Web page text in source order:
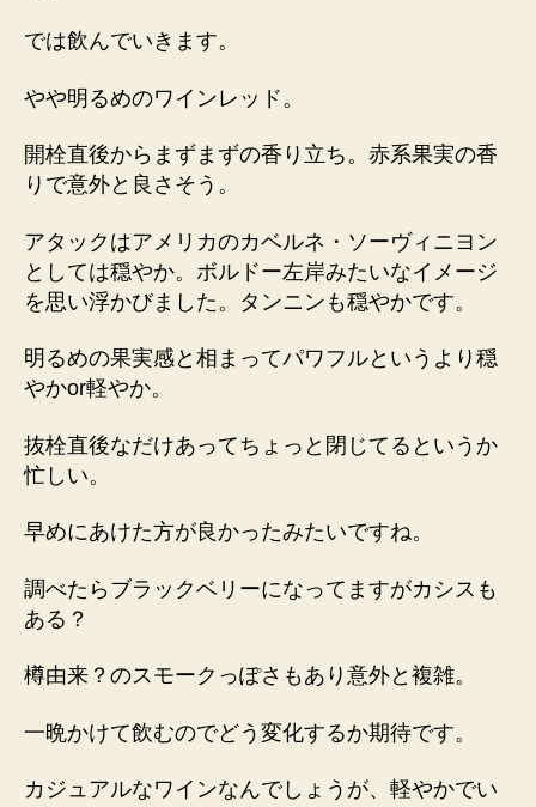
では飲んでいきます。
やや明るめのワインレッド。
開栓直後からまずまずの香り立ち。赤系果実の香
りで意外と良さそう。
アタックはアメリカのカベルネ・ソーヴィニヨン
としては穏やか。ボルドー左岸みたいなイメージ
を思い浮かびました。タンニンも穏やかです。
明るめの果実感と相まってパワフルというより穏
やかor軽やか。
抜栓直後なだけあってちょっと閉じてるというか
忙しい。
早めにあけた方が良かったみたいですね。
調べたらブラックベリーになってますがカシスも
ある？
樽由来？のスモークっぽさもあり意外と複雑。
一晩かけて飲むのでどう変化するか期待です。
カジュアルなワインなんでしょうが、軽やかでい